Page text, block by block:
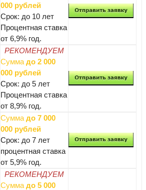
000 рублей
Срок: до 10 лет
Процентная ставка
от 6,9% год.
РЕКОМЕНДУЕМ
Сумма до 2 000
000 рублей
Срок: до 5 лет
Процентная ставка
от 8,9% год.
Сумма до 7 000
000 рублей
Срок: до 7 лет
процентная ставка
от 5,9% год.
РЕКОМЕНДУЕМ
Сумма до 5 000